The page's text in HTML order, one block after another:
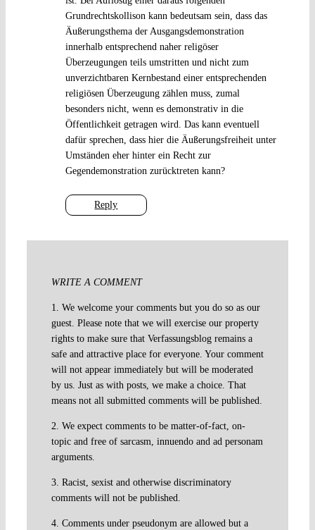
Reply
Grundrechtskollison kann bedeutsam sein, dass das
Äußerungsthema der Ausgangsdemonstration
innerhalb entsprechend naher religöser
Überzeugungen teils umstritten und nicht zum
unverzichtbaren Kernbestand einer entsprechenden
religiösen Überzeugung zählen muss, zumal
besonders nicht, wenn es demonstrativ in die
Öffentlichkeit getragen wird. Das kann eventuell
dafür sprechen, dass hier die Äußerungsfreiheit unter
Umständen eher hinter ein Recht zur
Gegendemonstration zurücktreten kann?
WRITE A COMMENT
1. We welcome your comments but you do so as our
guest. Please note that we will exercise our property
rights to make sure that Verfassungsblog remains a
safe and attractive place for everyone. Your comment
will not appear immediately but will be moderated
by us. Just as with posts, we make a choice. That
means not all submitted comments will be published.
2. We expect comments to be matter-of-fact, on-
topic and free of sarcasm, innuendo and ad personam
arguments.
3. Racist, sexist and otherwise discriminatory
comments will not be published.
4. Comments under pseudonym are allowed but a